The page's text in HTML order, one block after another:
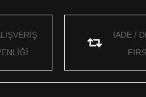
İADE /